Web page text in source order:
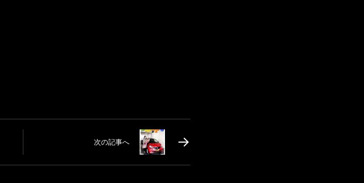
次の記事へ